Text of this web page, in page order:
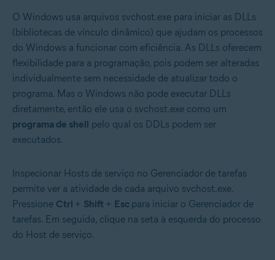
O Windows usa arquivos svchost.exe para iniciar as DLLs
(bibliotecas de vínculo dinâmico) que ajudam os processos
do Windows a funcionar com eficiência. As DLLs oferecem
flexibilidade para a programação, pois podem ser alteradas
individualmente sem necessidade de atualizar todo o
programa. Mas o Windows não pode executar DLLs
diretamente, então ele usa o svchost.exe como um
programa de shell pelo qual os DDLs podem ser
executados.
Inspecionar Hosts de serviço no Gerenciador de tarefas
permite ver a atividade de cada arquivo svchost.exe.
Pressione Ctrl + Shift + Esc para iniciar o Gerenciador de
tarefas. Em seguida, clique na seta à esquerda do processo
do Host de serviço.